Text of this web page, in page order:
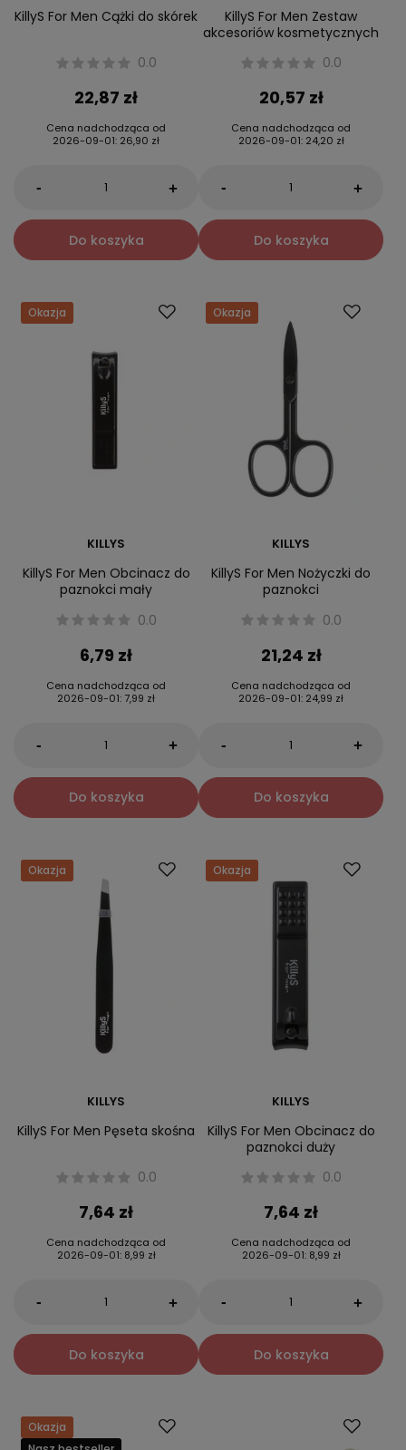
KillyS For Men Cążki do skórek
0.0
22,87 zł
Cena nadchodząca od
2026-09-01: 26,90 zł
- +
Do koszyka
KillyS For Men Zestaw
akcesoriów kosmetycznych
0.0
20,57 zł
Cena nadchodząca od
2026-09-01: 24,20 zł
- +
Do koszyka
Okazja
KILLYS
KillyS For Men Obcinacz do
paznokci mały
0.0
6,79 zł
Cena nadchodząca od
2026-09-01: 7,99 zł
- +
Do koszyka
Okazja
KILLYS
KillyS For Men Nożyczki do
paznokci
0.0
21,24 zł
Cena nadchodząca od
2026-09-01: 24,99 zł
- +
Do koszyka
Okazja
KILLYS
KillyS For Men Pęseta skośna
0.0
7,64 zł
Cena nadchodząca od
2026-09-01: 8,99 zł
- +
Do koszyka
Okazja
KILLYS
KillyS For Men Obcinacz do
paznokci duży
0.0
7,64 zł
Cena nadchodząca od
2026-09-01: 8,99 zł
- +
Do koszyka
Okazja